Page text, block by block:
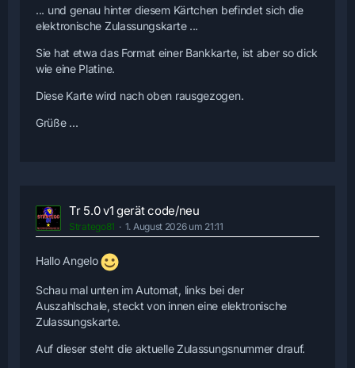
... und genau hinter diesem Kärtchen befindet sich die
elektronische Zulassungskarte ...
Sie hat etwa das Format einer Bankkarte, ist aber so dick
wie eine Platine.
Diese Karte wird nach oben rausgezogen.
Grüße ...
Tr 5.0 v1 gerät code/neu
Stratego81 1. August 2026 um 21:11
Hallo Angelo
Schau mal unten im Automat, links bei der
Auszahlschale, steckt von innen eine elektronische
Zulassungskarte.
Auf dieser steht die aktuelle Zulassungsnummer drauf.